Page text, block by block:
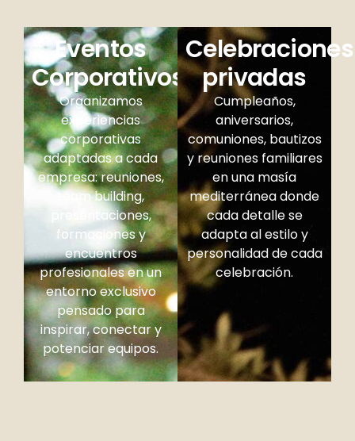
Eventos
Corporativos
Organizamos
experiencias
corporativas
adaptadas a cada
empresa: reuniones,
team building,
presentaciones,
formaciones y
encuentros
profesionales en un
entorno exclusivo
pensado para
inspirar, conectar y
potenciar equipos.
Celebraciones
privadas
Cumpleaños,
aniversarios,
comuniones, bautizos
y reuniones familiares
en una masía
mediterránea donde
cada detalle se
adapta al estilo y
personalidad de cada
celebración.